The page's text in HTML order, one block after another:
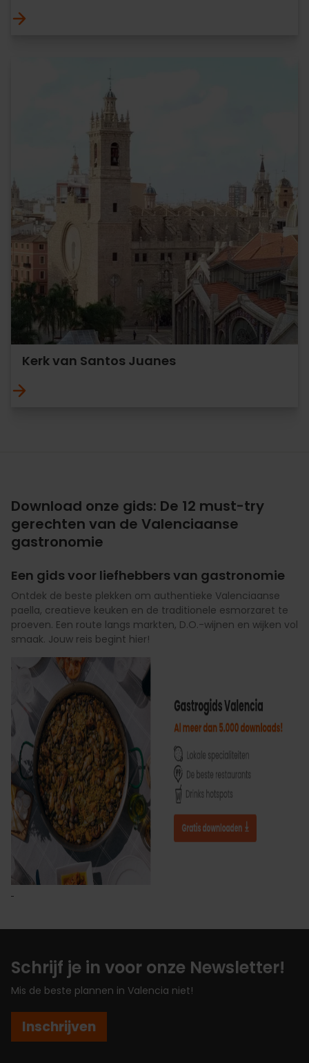
Kerk van Santos Juanes
Download onze gids: De 12 must-try
gerechten van de Valenciaanse
gastronomie
Een gids voor liefhebbers van gastronomie
Ontdek de beste plekken om authentieke Valenciaanse
paella, creatieve keuken en de traditionele esmorzaret te
proeven. Een route langs markten, D.O.-wijnen en wijken vol
smaak. Jouw reis begint hier!
Schrijf je in voor onze Newsletter!
Mis de beste plannen in Valencia niet!
Inschrijven